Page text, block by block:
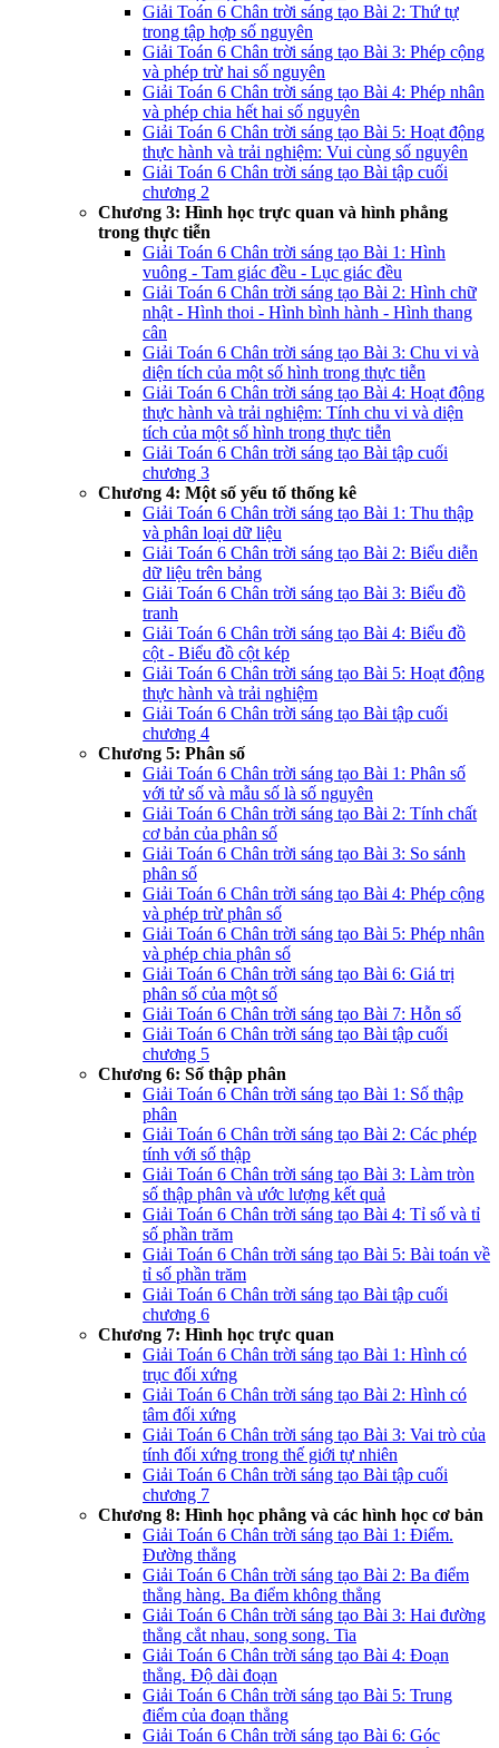
Giải Toán 6 Chân trời sáng tạo Bài 2: Thứ tự
trong tập hợp số nguyên
Giải Toán 6 Chân trời sáng tạo Bài 3: Phép cộng
và phép trừ hai số nguyên
Giải Toán 6 Chân trời sáng tạo Bài 4: Phép nhân
và phép chia hết hai số nguyên
Giải Toán 6 Chân trời sáng tạo Bài 5: Hoạt động
thực hành và trải nghiệm: Vui cùng số nguyên
Giải Toán 6 Chân trời sáng tạo Bài tập cuối
chương 2
Chương 3: Hình học trực quan và hình phẳng
trong thực tiễn
Giải Toán 6 Chân trời sáng tạo Bài 1: Hình
vuông - Tam giác đều - Lục giác đều
Giải Toán 6 Chân trời sáng tạo Bài 2: Hình chữ
nhật - Hình thoi - Hình bình hành - Hình thang
cân
Giải Toán 6 Chân trời sáng tạo Bài 3: Chu vi và
diện tích của một số hình trong thực tiễn
Giải Toán 6 Chân trời sáng tạo Bài 4: Hoạt động
thực hành và trải nghiệm: Tính chu vi và diện
tích của một số hình trong thực tiễn
Giải Toán 6 Chân trời sáng tạo Bài tập cuối
chương 3
Chương 4: Một số yếu tố thống kê
Giải Toán 6 Chân trời sáng tạo Bài 1: Thu thập
và phân loại dữ liệu
Giải Toán 6 Chân trời sáng tạo Bài 2: Biểu diễn
dữ liệu trên bảng
Giải Toán 6 Chân trời sáng tạo Bài 3: Biểu đồ
tranh
Giải Toán 6 Chân trời sáng tạo Bài 4: Biểu đồ
cột - Biểu đồ cột kép
Giải Toán 6 Chân trời sáng tạo Bài 5: Hoạt động
thực hành và trải nghiệm
Giải Toán 6 Chân trời sáng tạo Bài tập cuối
chương 4
Chương 5: Phân số
Giải Toán 6 Chân trời sáng tạo Bài 1: Phân số
với tử số và mẫu số là số nguyên
Giải Toán 6 Chân trời sáng tạo Bài 2: Tính chất
cơ bản của phân số
Giải Toán 6 Chân trời sáng tạo Bài 3: So sánh
phân số
Giải Toán 6 Chân trời sáng tạo Bài 4: Phép cộng
và phép trừ phân số
Giải Toán 6 Chân trời sáng tạo Bài 5: Phép nhân
và phép chia phân số
Giải Toán 6 Chân trời sáng tạo Bài 6: Giá trị
phân số của một số
Giải Toán 6 Chân trời sáng tạo Bài 7: Hỗn số
Giải Toán 6 Chân trời sáng tạo Bài tập cuối
chương 5
Chương 6: Số thập phân
Giải Toán 6 Chân trời sáng tạo Bài 1: Số thập
phân
Giải Toán 6 Chân trời sáng tạo Bài 2: Các phép
tính với số thập
Giải Toán 6 Chân trời sáng tạo Bài 3: Làm tròn
số thập phân và ước lượng kết quả
Giải Toán 6 Chân trời sáng tạo Bài 4: Tỉ số và tỉ
số phần trăm
Giải Toán 6 Chân trời sáng tạo Bài 5: Bài toán về
tỉ số phần trăm
Giải Toán 6 Chân trời sáng tạo Bài tập cuối
chương 6
Chương 7: Hình học trực quan
Giải Toán 6 Chân trời sáng tạo Bài 1: Hình có
trục đối xứng
Giải Toán 6 Chân trời sáng tạo Bài 2: Hình có
tâm đối xứng
Giải Toán 6 Chân trời sáng tạo Bài 3: Vai trò của
tính đối xứng trong thế giới tự nhiên
Giải Toán 6 Chân trời sáng tạo Bài tập cuối
chương 7
Chương 8: Hình học phẳng và các hình học cơ bản
Giải Toán 6 Chân trời sáng tạo Bài 1: Điểm.
Đường thẳng
Giải Toán 6 Chân trời sáng tạo Bài 2: Ba điểm
thẳng hàng. Ba điểm không thẳng
Giải Toán 6 Chân trời sáng tạo Bài 3: Hai đường
thẳng cắt nhau, song song. Tia
Giải Toán 6 Chân trời sáng tạo Bài 4: Đoạn
thẳng. Độ dài đoạn
Giải Toán 6 Chân trời sáng tạo Bài 5: Trung
điểm của đoạn thẳng
Giải Toán 6 Chân trời sáng tạo Bài 6: Góc